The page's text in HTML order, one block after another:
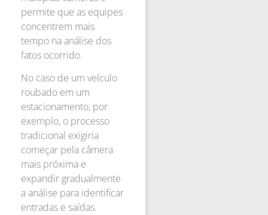
permite que as equipes
concentrem mais
tempo na análise dos
fatos ocorrido.
No caso de um veículo
roubado em um
estacionamento, por
exemplo, o processo
tradicional exigiria
começar pela câmera
mais próxima e
expandir gradualmente
a análise para identificar
entradas e saídas.